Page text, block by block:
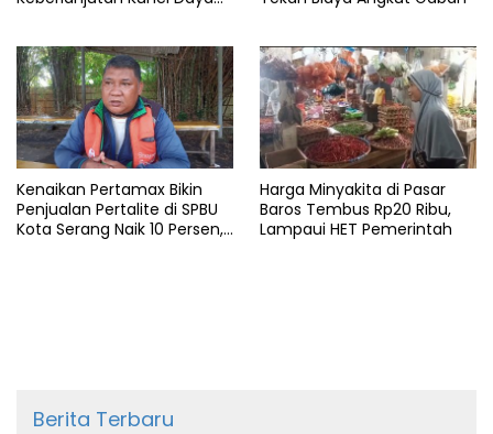
Kenaikan Pertamax Bikin
Penjualan Pertalite di SPBU
Kota Serang Naik 10 Persen,
Harga Minyakita di Pasar
Baros Tembus Rp20 Ribu,
Lampaui HET Pemerintah
Berita Terbaru